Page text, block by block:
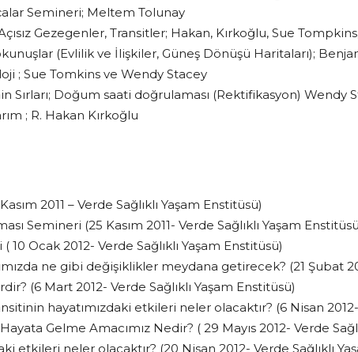
Semineri; Meltem Tolunay
Gezegenler, Transitler; Hakan, Kırkoğlu, Sue
(Evlilik ve İlişkiler, Güneş Dönüşü Haritaları);
; Sue Tomkins ve Wendy Stacey
Sırları; Doğum saati doğrulaması (Rektifikasyon) Wendy
; R. Hakan Kırkoğlu
2011 – Verde Sağlıklı Yaşam Enstitüsü)
Semineri (25 Kasım 2011- Verde Sağlıklı Yaşam
10 Ocak 2012- Verde Sağlıklı Yaşam Enstitüsü)
ne gibi değişiklikler meydana getirecek? (21 Şubat
(6 Mart 2012- Verde Sağlıklı Yaşam Enstitüsü)
hayatımızdaki etkileri neler olacaktır? (6 Nisan 2012-
Gelme Amacımız Nedir? ( 29 Mayıs 2012- Verde
etkileri neler olacaktır? (20 Nisan 2012- Verde Sağlıklı